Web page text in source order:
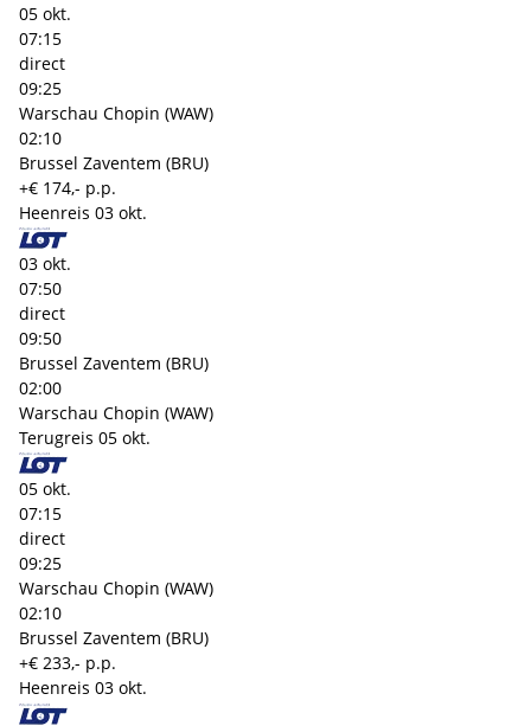
05 okt.
07:15
direct
09:25
Warschau Chopin (WAW)
02:10
Brussel Zaventem (BRU)
+€ 174,- p.p.
Heenreis 03 okt.
03 okt.
07:50
direct
09:50
Brussel Zaventem (BRU)
02:00
Warschau Chopin (WAW)
Terugreis 05 okt.
05 okt.
07:15
direct
09:25
Warschau Chopin (WAW)
02:10
Brussel Zaventem (BRU)
+€ 233,- p.p.
Heenreis 03 okt.